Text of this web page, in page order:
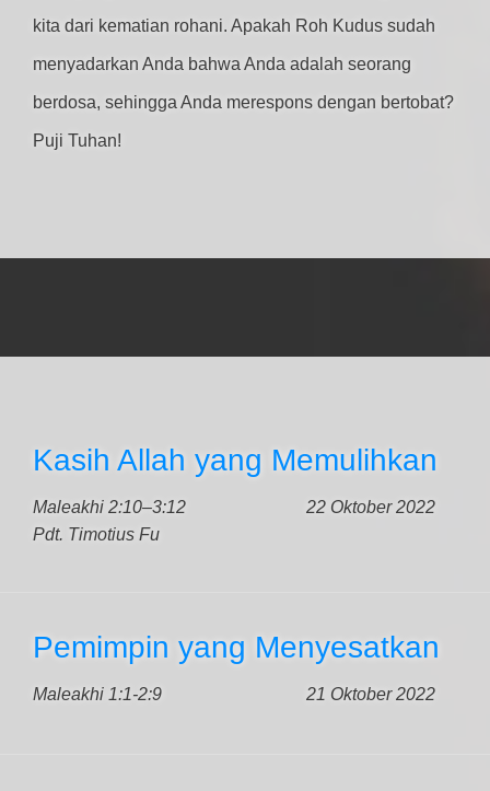
kita dari kematian rohani. Apakah Roh Kudus sudah
menyadarkan Anda bahwa Anda adalah seorang
berdosa, sehingga Anda merespons dengan bertobat?
Puji Tuhan!
Kasih Allah yang Memulihkan
Maleakhi 2:10–3:12
22 Oktober 2022
Pdt. Timotius Fu
Pemimpin yang Menyesatkan
Maleakhi 1:1-2:9 21 Oktober 2022